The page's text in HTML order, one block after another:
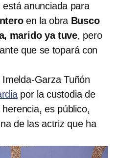
está anunciada para
en la obra Busco
marido ya tuve, pero
que se topará con
Garza Tuñón
por la custodia de
es público,
de las actriz que ha